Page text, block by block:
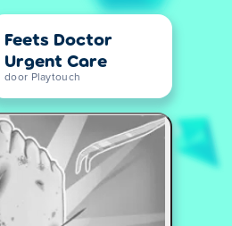
Feets Doctor
Urgent Care
door Playtouch